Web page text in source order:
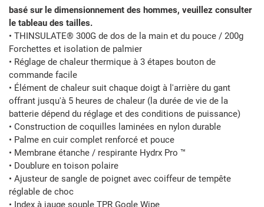
votre
panier
basé sur le dimensionnement des hommes, veuillez consulter
le tableau des tailles.
• THINSULATE® 300G de dos de la main et du pouce / 200g
Forchettes et isolation de palmier
• Réglage de chaleur thermique à 3 étapes bouton de
commande facile
• Élément de chaleur suit chaque doigt à l'arrière du gant
offrant jusqu'à 5 heures de chaleur (la durée de vie de la
batterie dépend du réglage et des conditions de puissance)
• Construction de coquilles laminées en nylon durable
• Palme en cuir complet renforcé et pouce
• Membrane étanche / respirante Hydrx Pro ™
• Doublure en toison polaire
• Ajusteur de sangle de poignet avec coiffeur de tempête
réglable de choc
• Index à jauge souple TPR Gogle Wipe